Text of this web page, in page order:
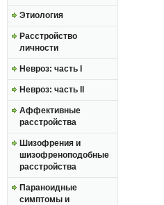
Этиология
Расстройство
личности
Невроз: часть I
Невроз: часть II
Аффективные
расстройства
Шизофрения и
шизофреноподобные
расстройства
Параноидные
симптомы и